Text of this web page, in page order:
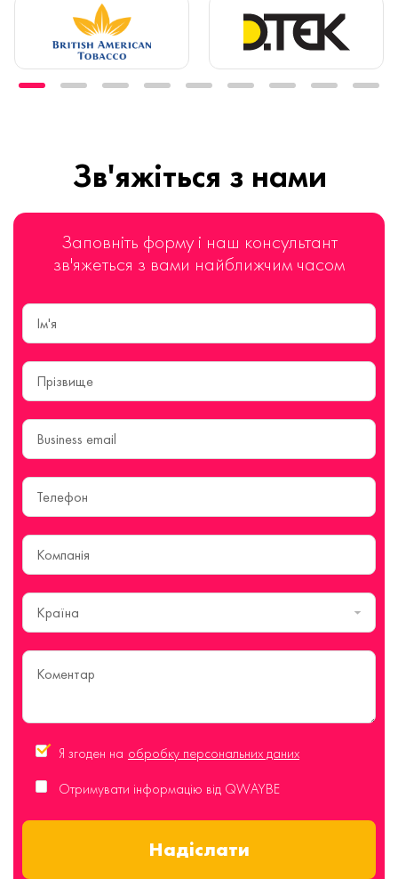
Зв'яжіться з нами
Заповніть форму і наш консультант
зв'яжеться з вами найближчим часом
Країна
Я згоден на обробку персональних даних
Отримувати інформацію від QWAYBE
Надіслати